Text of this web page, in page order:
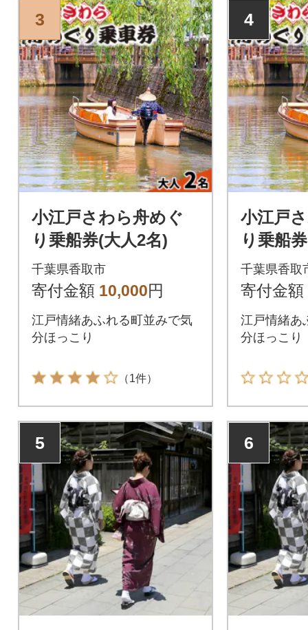
3
小江戸さわら舟めぐ
り乗船券(大人2名)
千葉県香取市
寄付金額 10,000円
江戸情緒あふれる町並みで気
分ほっこり
（1件）
4
小江戸
り乗船
学生2名)
千葉県香取
寄付金額
江戸情緒あ
分ほっこり
5 6